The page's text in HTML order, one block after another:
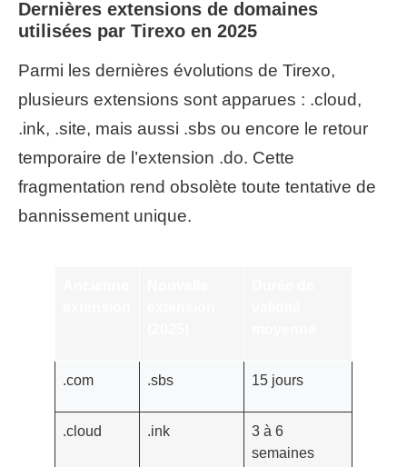
Dernières extensions de domaines
utilisées par Tirexo en 2025
Parmi les dernières évolutions de Tirexo,
plusieurs extensions sont apparues : .cloud,
.ink, .site, mais aussi .sbs ou encore le retour
temporaire de l’extension .do. Cette
fragmentation rend obsolète toute tentative de
bannissement unique.
.com .sbs 15 jours
.cloud .ink
3 à 6
semaines